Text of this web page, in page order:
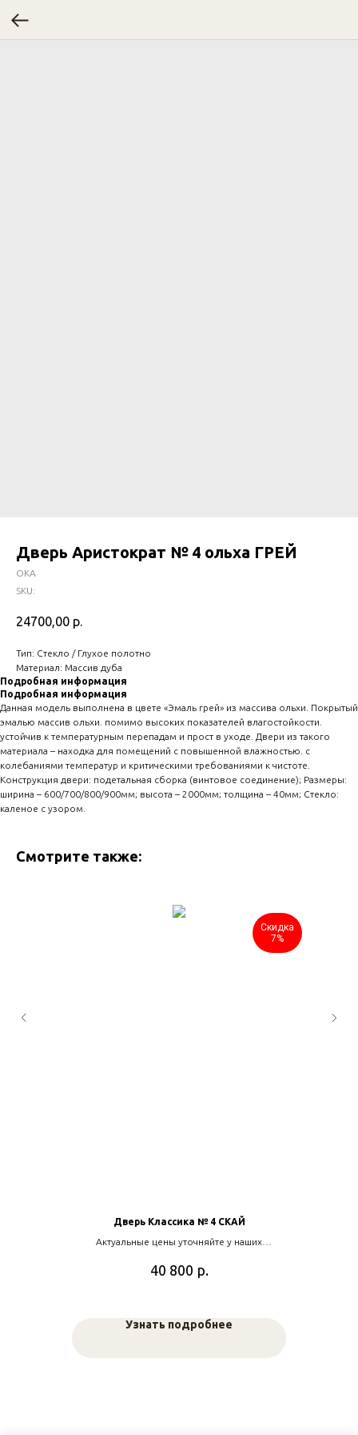
Дверь Аристократ № 4 ольха ГРЕЙ
ОКА
SKU:
24700,00 р.
Тип: Стекло / Глухое полотно
Материал: Массив дуба
Подробная информация
Подробная информация
Данная модель выполнена в цвете «Эмаль грей» из массива ольхи. Покрытый
эмалью массив ольхи. помимо высоких показателей влагостойкости.
устойчив к температурным перепадам и прост в уходе. Двери из такого
материала – находка для помещений с повышенной влажностью. с
колебаниями температур и критическими требованиями к чистоте.
Конструкция двери: подетальная сборка (винтовое соединение); Размеры:
ширина – 600/700/800/900мм; высота – 2000мм; толщина – 40мм; Стекло:
каленое с узором.
Смотрите также:
Скидка
7%
Дверь Классика № 4 СКАЙ
Актуальные цены уточняйте у наших
40 800 р.
Узнать подробнее